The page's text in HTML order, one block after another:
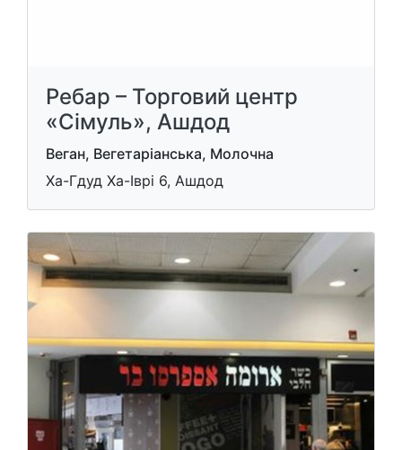
Ребар – Торговий центр
«Сімуль», Ашдод
Веган, Вегетаріанська, Молочна
Ха-Гдуд Ха-Іврі 6, Ашдод